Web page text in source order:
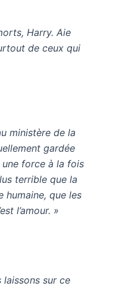
Harry. Aie
de ceux qui
ministère de la
gardée
force à la fois
terrible que la
humaine, que les
l’amour. »
laissons sur ce